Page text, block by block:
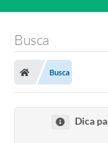
Legislação
Transparência
Busca
Busca
Dica